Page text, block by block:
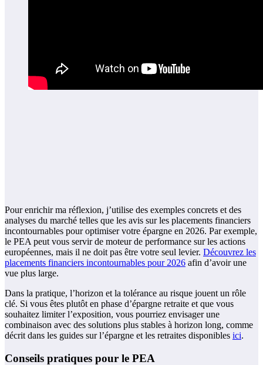
Pour enrichir ma réflexion, j’utilise des exemples concrets et des
analyses du marché telles que les avis sur les placements financiers
incontournables pour optimiser votre épargne en 2026. Par exemple,
le PEA peut vous servir de moteur de performance sur les actions
européennes, mais il ne doit pas être votre seul levier. Découvrez les
placements financiers incontournables pour 2026 afin d’avoir une
vue plus large.
Dans la pratique, l’horizon et la tolérance au risque jouent un rôle
clé. Si vous êtes plutôt en phase d’épargne retraite et que vous
souhaitez limiter l’exposition, vous pourriez envisager une
combinaison avec des solutions plus stables à horizon long, comme
décrit dans les guides sur l’épargne et les retraites disponibles ici.
Conseils pratiques pour le PEA